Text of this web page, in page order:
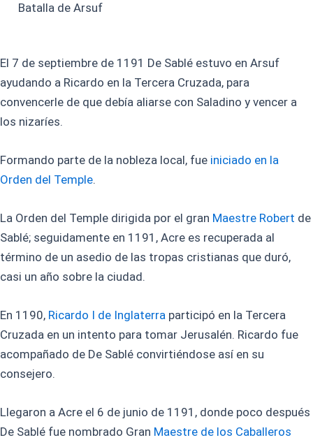
Batalla de Arsuf
El 7 de septiembre de 1191 De Sablé estuvo en Arsuf
ayudando a Ricardo en la Tercera Cruzada, para
convencerle de que debía aliarse con Saladino y vencer a
los nizaríes.
Formando parte de la nobleza local, fue iniciado en la
Orden del Temple.
La Orden del Temple dirigida por el gran Maestre Robert de
Sablé; seguidamente en 1191, Acre es recuperada al
término de un asedio de las tropas cristianas que duró,
casi un año sobre la ciudad.
En 1190, Ricardo I de Inglaterra participó en la Tercera
Cruzada en un intento para tomar Jerusalén. Ricardo fue
acompañado de De Sablé convirtiéndose así en su
consejero.
Llegaron a Acre el 6 de junio de 1191, donde poco después
De Sablé fue nombrado Gran Maestre de los Caballeros